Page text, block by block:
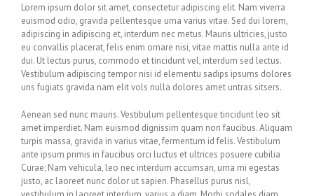
Lorem ipsum dolor sit amet, consectetur adipiscing elit. Nam viverra
euismod odio, gravida pellentesque urna varius vitae. Sed dui lorem,
adipiscing in adipiscing et, interdum nec metus. Mauris ultricies, justo
eu convallis placerat, felis enim ornare nisi, vitae mattis nulla ante id
dui. Ut lectus purus, commodo et tincidunt vel, interdum sed lectus.
Vestibulum adipiscing tempor nisi id elementu sadips ipsums dolores
uns fugiats gravida nam elit vols nulla dolores amet untras sitsers.
Aenean sed nunc mauris. Vestibulum pellentesque tincidunt leo sit
amet imperdiet. Nam euismod dignissim quam non faucibus. Aliquam
turpis massa, gravida in varius vitae, fermentum id felis. Vestibulum
ante ipsum primis in faucibus orci luctus et ultrices posuere cubilia
Curae; Nam vehicula, leo nec interdum accumsan, urna mi egestas
justo, ac laoreet nunc dolor ut sapien. Phasellus purus nisl,